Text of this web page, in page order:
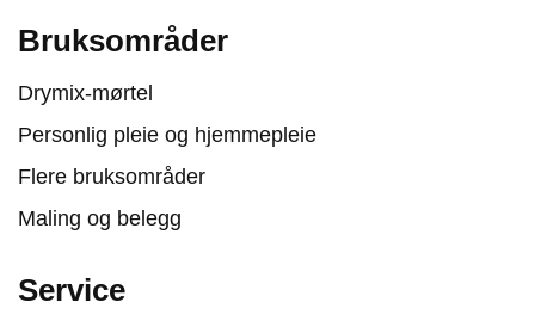
Bruksområder
Drymix-mørtel
Personlig pleie og hjemmepleie
Flere bruksområder
Maling og belegg
Service